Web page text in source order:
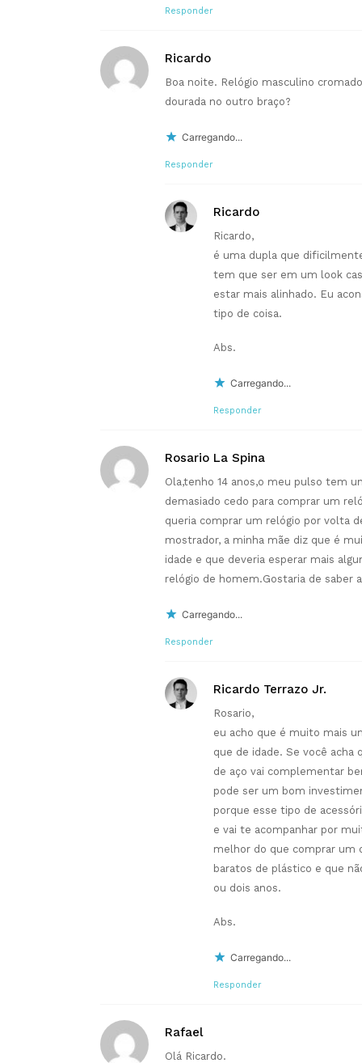
Responder
Ricardo
Boa noite. Relógio masculino
dourada no outro braço?
Carregando...
Responder
Ricardo
Ricardo,
é uma dupla que
tem que ser em um look
estar mais alinhado. Eu
tipo de coisa.
Abs.
Carregando...
Responder
Rosario La Spina
Ola,tenho 14 anos,o meu pulso tem
demasiado cedo para comprar um
queria comprar um relógio por volta
mostrador, a minha mãe diz que é
idade e que deveria esperar mais
relógio de homem.Gostaria de saber
Carregando...
Responder
Ricardo Terrazo Jr.
Rosario,
eu acho que é muito mais
que de idade. Se você acha
de aço vai complementar
pode ser um bom
porque esse tipo de
e vai te acompanhar por
melhor do que comprar um
baratos de plástico e que
ou dois anos.
Abs.
Carregando...
Responder
Rafael
Olá Ricardo.